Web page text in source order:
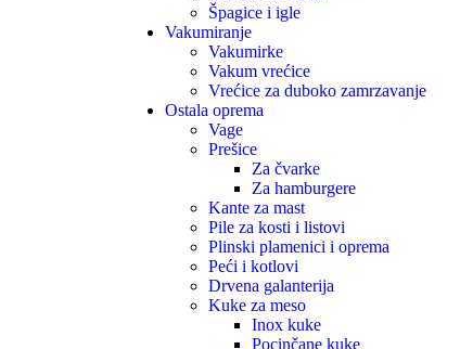
Špagice i igle
Vakumiranje
Vakumirke
Vakum vrećice
Vrećice za duboko zamrzavanje
Ostala oprema
Vage
Prešice
Za čvarke
Za hamburgere
Kante za mast
Pile za kosti i listovi
Plinski plamenici i oprema
Peći i kotlovi
Drvena galanterija
Kuke za meso
Inox kuke
Pocinčane kuke